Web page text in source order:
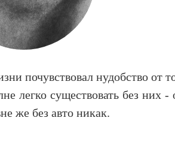
почувствовал нудобство от
легко существовать без них
же без авто никак.